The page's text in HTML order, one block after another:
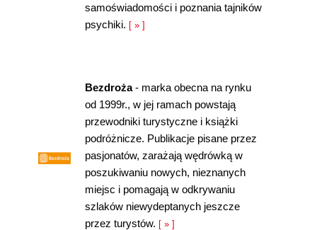
samoświadomości i poznania tajników
psychiki.
[ » ]
Bezdroża- marka obecna na rynku
od 1999r., w jej ramach powstają
przewodniki turystyczne i książki
podróżnicze. Publikacje pisane przez
pasjonatów, zarażają wędrówką w
poszukiwaniu nowych, nieznanych
miejsc i pomagają w odkrywaniu
szlaków niewydeptanych jeszcze
przez turystów.
[ » ]